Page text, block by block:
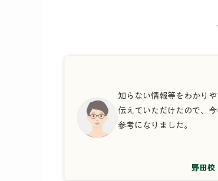
知らない情報等をわかり
伝えていただけたので、
参考になりました。
野田